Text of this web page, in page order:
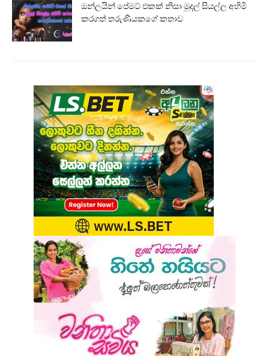
ඔන්ලයින් පේමට් එකක් නිසා මුදල් සියල්ල අහිමි
කරගත් තරුණියකගේ කතාව